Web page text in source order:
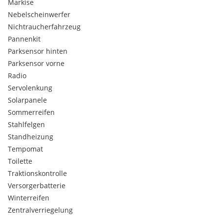
Bedingungsanleitungen sollten alle Vorhanden sein.
Das Wohnmobil kann jederzeit besichtigt werden.
Markise
Nebelscheinwerfer
Nichtraucherfahrzeug
Pannenkit
Parksensor hinten
Parksensor vorne
Radio
Servolenkung
Solarpanele
Sommerreifen
Stahlfelgen
Standheizung
Tempomat
Toilette
Traktionskontrolle
Versorgerbatterie
Winterreifen
Zentralverriegelung